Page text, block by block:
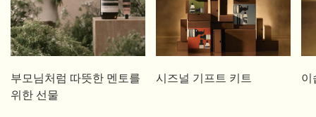
부모님처럼 따뜻한 멘토를
위한 선물
시즈널 기프트 키트 이